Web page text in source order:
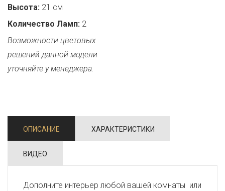
Высота: 21 см
Количество Ламп: 2
Возможности цветовых
решений данной модели
уточняйте у менеджера.
ОПИСАНИЕ ХАРАКТЕРИСТИКИ
ВИДЕО
Дополните интерьер любой вашей комнаты или